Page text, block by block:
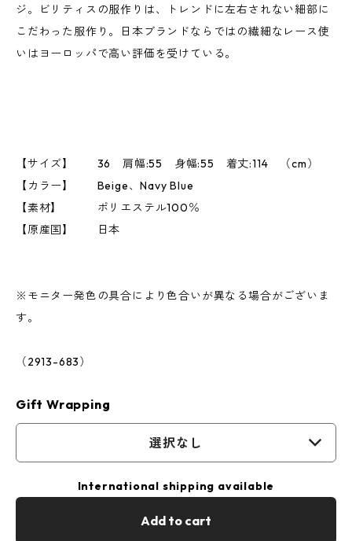
ジ。ビリティスの服作りは、トレンドに左右されない細部に
こだわった服作り。日本ブランドならではの繊細なレース使
いはヨーロッパで高い評価を受けている。
【サイズ】 36 肩幅:55 身幅:55 着丈:114 （cm）
【カラー】 Beige、Navy Blue
【素材】 ポリエステル100％
【原産国】 日本
※モニター発色の具合により色合いが異なる場合がございま
す。
（2913-683）
Gift Wrapping
選択なし
International shipping available
Add to cart